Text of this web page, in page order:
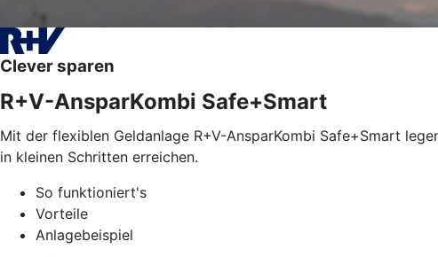
Clever sparen
R+V-AnsparKombi Safe+Smart
Mit der flexiblen Geldanlage R+V-AnsparKombi Safe+Smart
in kleinen Schritten erreichen.
So funktioniert's
Vorteile
Anlagebeispiel